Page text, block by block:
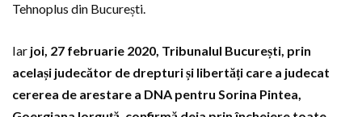
Tehnoplus din București.
Iar joi, 27 februarie 2020, Tribunalul București, prin
același judecător de drepturi și libertăți care a judecat
cererea de arestare a DNA pentru Sorina Pintea,